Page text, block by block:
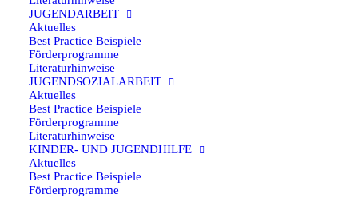
JUGENDARBEIT
Aktuelles
Best Practice Beispiele
Förderprogramme
Literaturhinweise
JUGENDSOZIALARBEIT
Aktuelles
Best Practice Beispiele
Förderprogramme
Literaturhinweise
KINDER- UND JUGENDHILFE
Aktuelles
Best Practice Beispiele
Förderprogramme
Eurodesk-Jahrestagung 2025 in Köln
Ein starkes Netzwerk
Das jährliche Netzwerktreffen von Eurodesk Deutschland
fand vom 31. März bis zum 2. April 2025 mit rund 50
Partnern in Köln statt. Im Fokus standen die Themen KI in
der Jugendinformation sowie Demokratieförderung.
Den gesamten Beitrag finden Sie unter